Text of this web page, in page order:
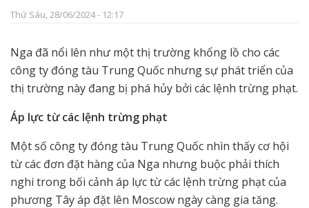
Thứ Sáu, 28/06/2024 - 12:17
Nga đã nổi lên như một thị trường khổng lồ cho các
công ty đóng tàu Trung Quốc nhưng sự phát triển của
thị trường này đang bị phá hủy bởi các lệnh trừng phạt.
Áp lực từ các lệnh trừng phạt
Một số công ty đóng tàu Trung Quốc nhìn thấy cơ hội
từ các đơn đặt hàng của Nga nhưng buộc phải thích
nghi trong bối cảnh áp lực từ các lệnh trừng phạt của
phương Tây áp đặt lên Moscow ngày càng gia tăng.